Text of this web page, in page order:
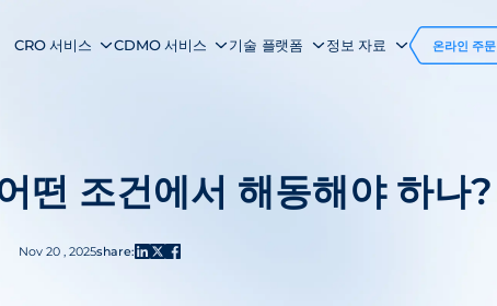
CRO 서비스 CDMO 서비스 기술 플랫폼 정보 자료 온라인 주문
떤 조건에서 해동해야 하나?
Nov 20 , 2025share: